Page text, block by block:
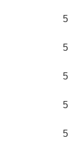
5
5
5
5
5